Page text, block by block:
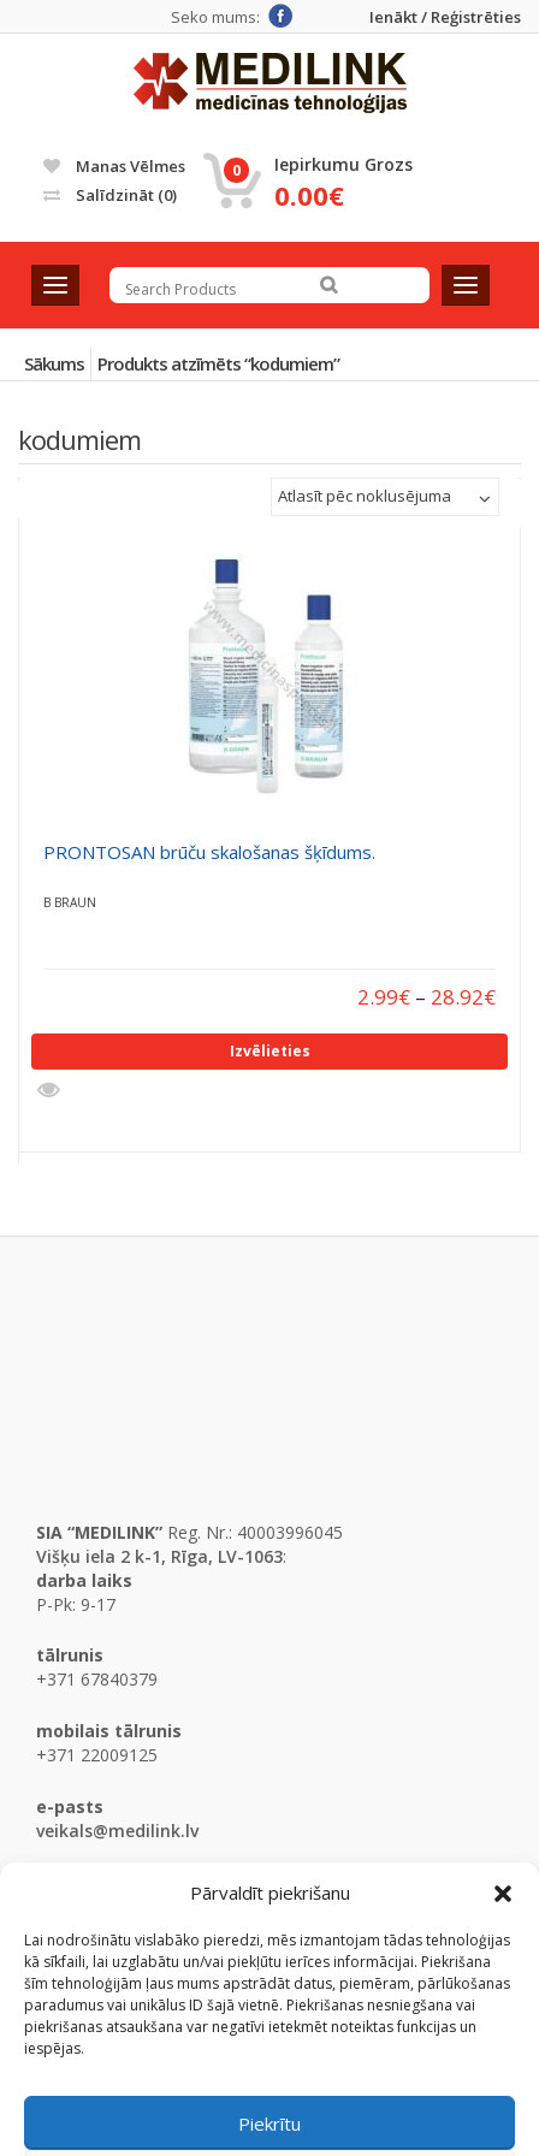
Pārvaldīt piekrišanu
Lai nodrošinātu vislabāko pieredzi, mēs izmantojam tādas tehnoloģijas
kā sīkfaili, lai uzglabātu un/vai piekļūtu ierīces informācijai. Piekrišana
šīm tehnoloģijām ļaus mums apstrādāt datus, piemēram, pārlūkošanas
paradumus vai unikālus ID šajā vietnē. Piekrišanas nesniegšana vai
piekrišanas atsaukšana var negatīvi ietekmēt noteiktas funkcijas un
iespējas.
Piekrītu
Ienākt / Reģistrēties
Seko mums:
Manas Vēlmes
Salīdzināt (0)
0 Iepirkumu Grozs
0.00€
T
o
g
g
l
n
a
T
o
g
l
a
Sākums Produkts atzīmēts “kodumiem”
kodumiem
Atlasīt pēc noklusējuma
PRONTOSAN brūču skalošanas šķīdums.
B BRAUN
2.99€ – 28.92€
Izvēlieties
SIA “MEDILINK” Reg. Nr.: 40003996045
Višķu iela 2 k-1, Rīga, LV-1063:
darba laiks
P-Pk: 9-17
tālrunis
+371 67840379
mobilais tālrunis
+371 22009125
e-pasts
veikals@medilink.lv